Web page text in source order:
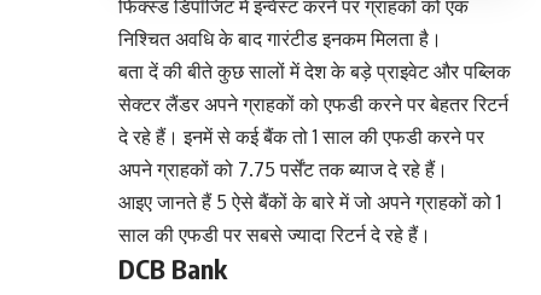
फिक्स्ड डिपॉजिट में इन्वेस्ट करने पर ग्राहकों को एक
निश्चित अवधि के बाद गारंटीड इनकम मिलता है।
बता दें की बीते कुछ सालों में देश के बड़े प्राइवेट और पब्लिक
सेक्टर लैंडर अपने ग्राहकों को एफडी करने पर बेहतर रिटर्न
दे रहे हैं। इनमें से कई बैंक तो 1 साल की एफडी करने पर
अपने ग्राहकों को 7.75 पर्सेंट तक ब्याज दे रहे हैं।
आइए जानते हैं 5 ऐसे बैंकों के बारे में जो अपने ग्राहकों को 1
साल की एफडी पर सबसे ज्यादा रिटर्न दे रहे हैं।
DCB Bank